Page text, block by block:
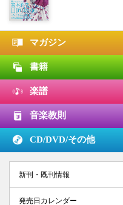
マガジン
書籍
楽譜
音楽教則
CD/DVD/その他
新刊・既刊情報
発売日カレンダー